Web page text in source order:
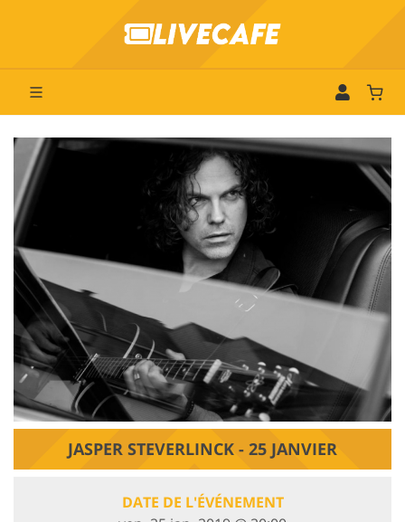
JASPER STEVERLINCK - 25 JANVIER
DATE DE L'ÉVÉNEMENT